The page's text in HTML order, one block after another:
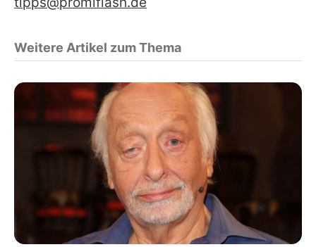
Weitere Artikel zum Thema